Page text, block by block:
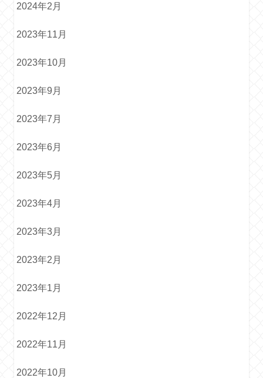
2024年2月
2023年11月
2023年10月
2023年9月
2023年7月
2023年6月
2023年5月
2023年4月
2023年3月
2023年2月
2023年1月
2022年12月
2022年11月
2022年10月